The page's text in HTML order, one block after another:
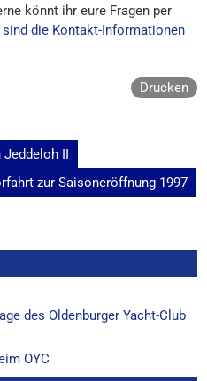
könnt ihr eure Fragen per
sind die Kontakt-Informationen
Drucken
Jeddeloh II
zur Saisoneröffnung 1997
des Oldenburger Yacht-Club
OYC